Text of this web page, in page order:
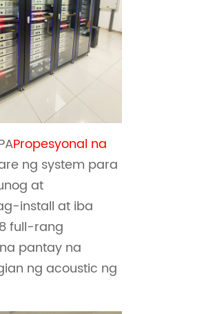
Propesyonal na
ng system para
at
install at iba
full-rang
pantay na
ng acoustic ng